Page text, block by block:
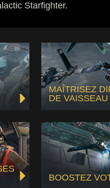
Starfighter.
MAÎTRISEZ
DE VAISSEAU
BOOSTEZ